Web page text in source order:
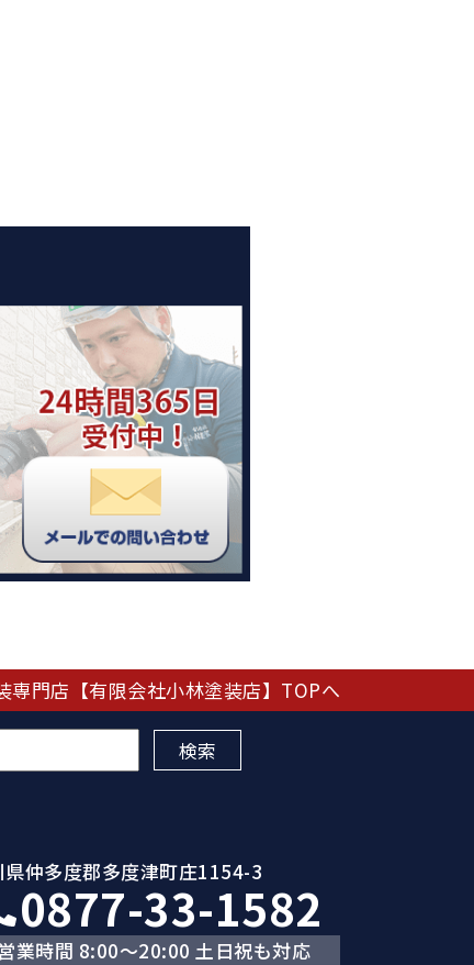
専門店【有限会社小林塗装店】TOPへ
県仲多度郡多度津町庄1154-3
0877-33-1582
業時間 8:00～20:00 土日祝も対応